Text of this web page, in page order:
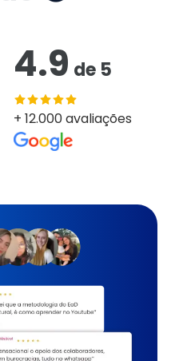
4.9 de 5
+ 12.000 avaliações